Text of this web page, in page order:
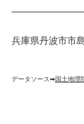
兵庫県丹波市市
データソース➡︎国土地理